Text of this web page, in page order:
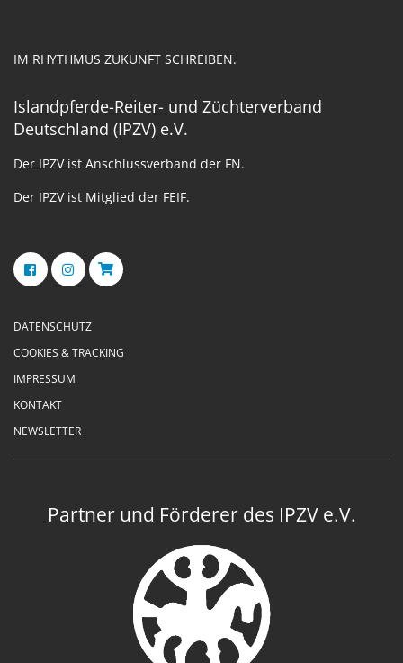
IM RHYTHMUS ZUKUNFT SCHREIBEN.
Islandpferde-Reiter- und Züchterverband
Deutschland (IPZV) e.V.
Der IPZV ist Anschlussverband der FN.
Der IPZV ist Mitglied der FEIF.
DATENSCHUTZ
COOKIES & TRACKING
IMPRESSUM
KONTAKT
NEWSLETTER
Partner und Förderer des IPZV e.V.